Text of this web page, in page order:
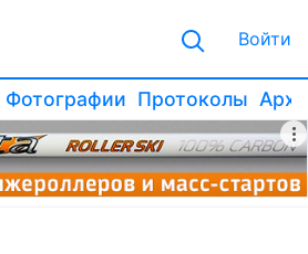
Войти
Фотографии Протоколы